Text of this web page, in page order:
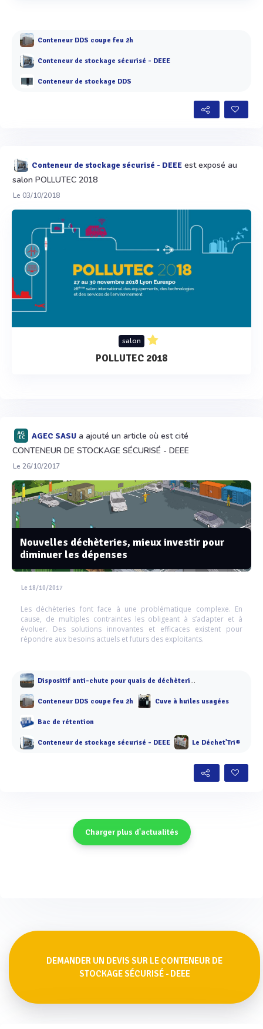
Voir plus
Conteneur DDS coupe feu 2h
Conteneur de stockage sécurisé - DEEE
Conteneur de stockage DDS
Conteneur de stockage sécurisé - DEEE est exposé au
salon POLLUTEC 2018
Le 03/10/2018
salon
POLLUTEC 2018
AGEC SASU a ajouté un article où est cité
CONTENEUR DE STOCKAGE SÉCURISÉ - DEEE
Le 26/10/2017
Nouvelles déchèteries, mieux investir pour
diminuer les dépenses
Le 18/10/2017
Les déchèteries font face à une problématique complexe. En
cause, de multiples contraintes les obligeant à s’adapter et à
évoluer. Des solutions innovantes et efficaces existent pour
répondre aux besoins actuels et futurs des exploitants.
Dispositif anti-chute pour quais de déchèterie - Dechetremie®
Conteneur DDS coupe feu 2h Cuve à huiles usagées
Bac de rétention
Conteneur de stockage sécurisé - DEEE Le Déchet'Tri®
Charger plus d'actualités
DEMANDER UN DEVIS SUR LE CONTENEUR DE
STOCKAGE SÉCURISÉ - DEEE